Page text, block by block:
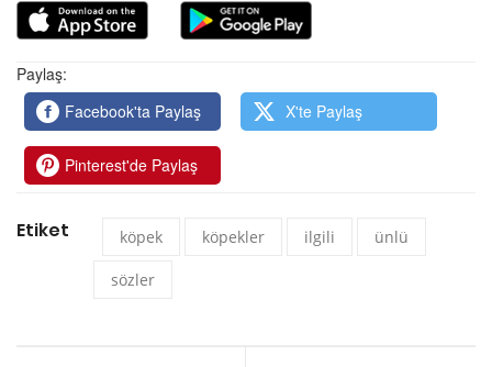
Paylaş:
Facebook'ta Paylaş
X'te Paylaş
Pinterest'de Paylaş
Etiket köpek köpekler ilgili ünlü
sözler